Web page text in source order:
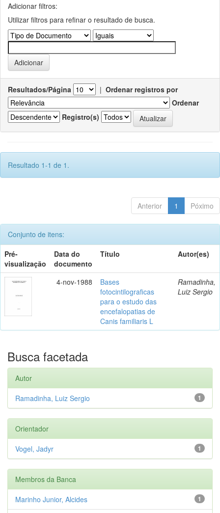
Adicionar filtros:
Utilizar filtros para refinar o resultado de busca.
Resultados/Página | Ordenar registros por
Ordenar
Registro(s)
Resultado 1-1 de 1.
Anterior 1 Póximo
Conjunto de itens:
Pré-
visualização
Data do
documento
Título Autor(es)
4-nov-1988
Bases
fotocintilograficas
para o estudo das
encefalopatias de
Canis familiaris L
Ramadinha,
Luiz Sergio
Busca facetada
Autor
1
Ramadinha, Luiz Sergio
Orientador
1
Vogel, Jadyr
Membros da Banca
1
Marinho Junior, Alcides